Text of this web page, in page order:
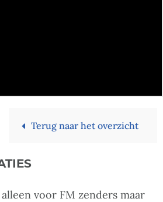
Terug naar het overzicht
voor FM zenders maar